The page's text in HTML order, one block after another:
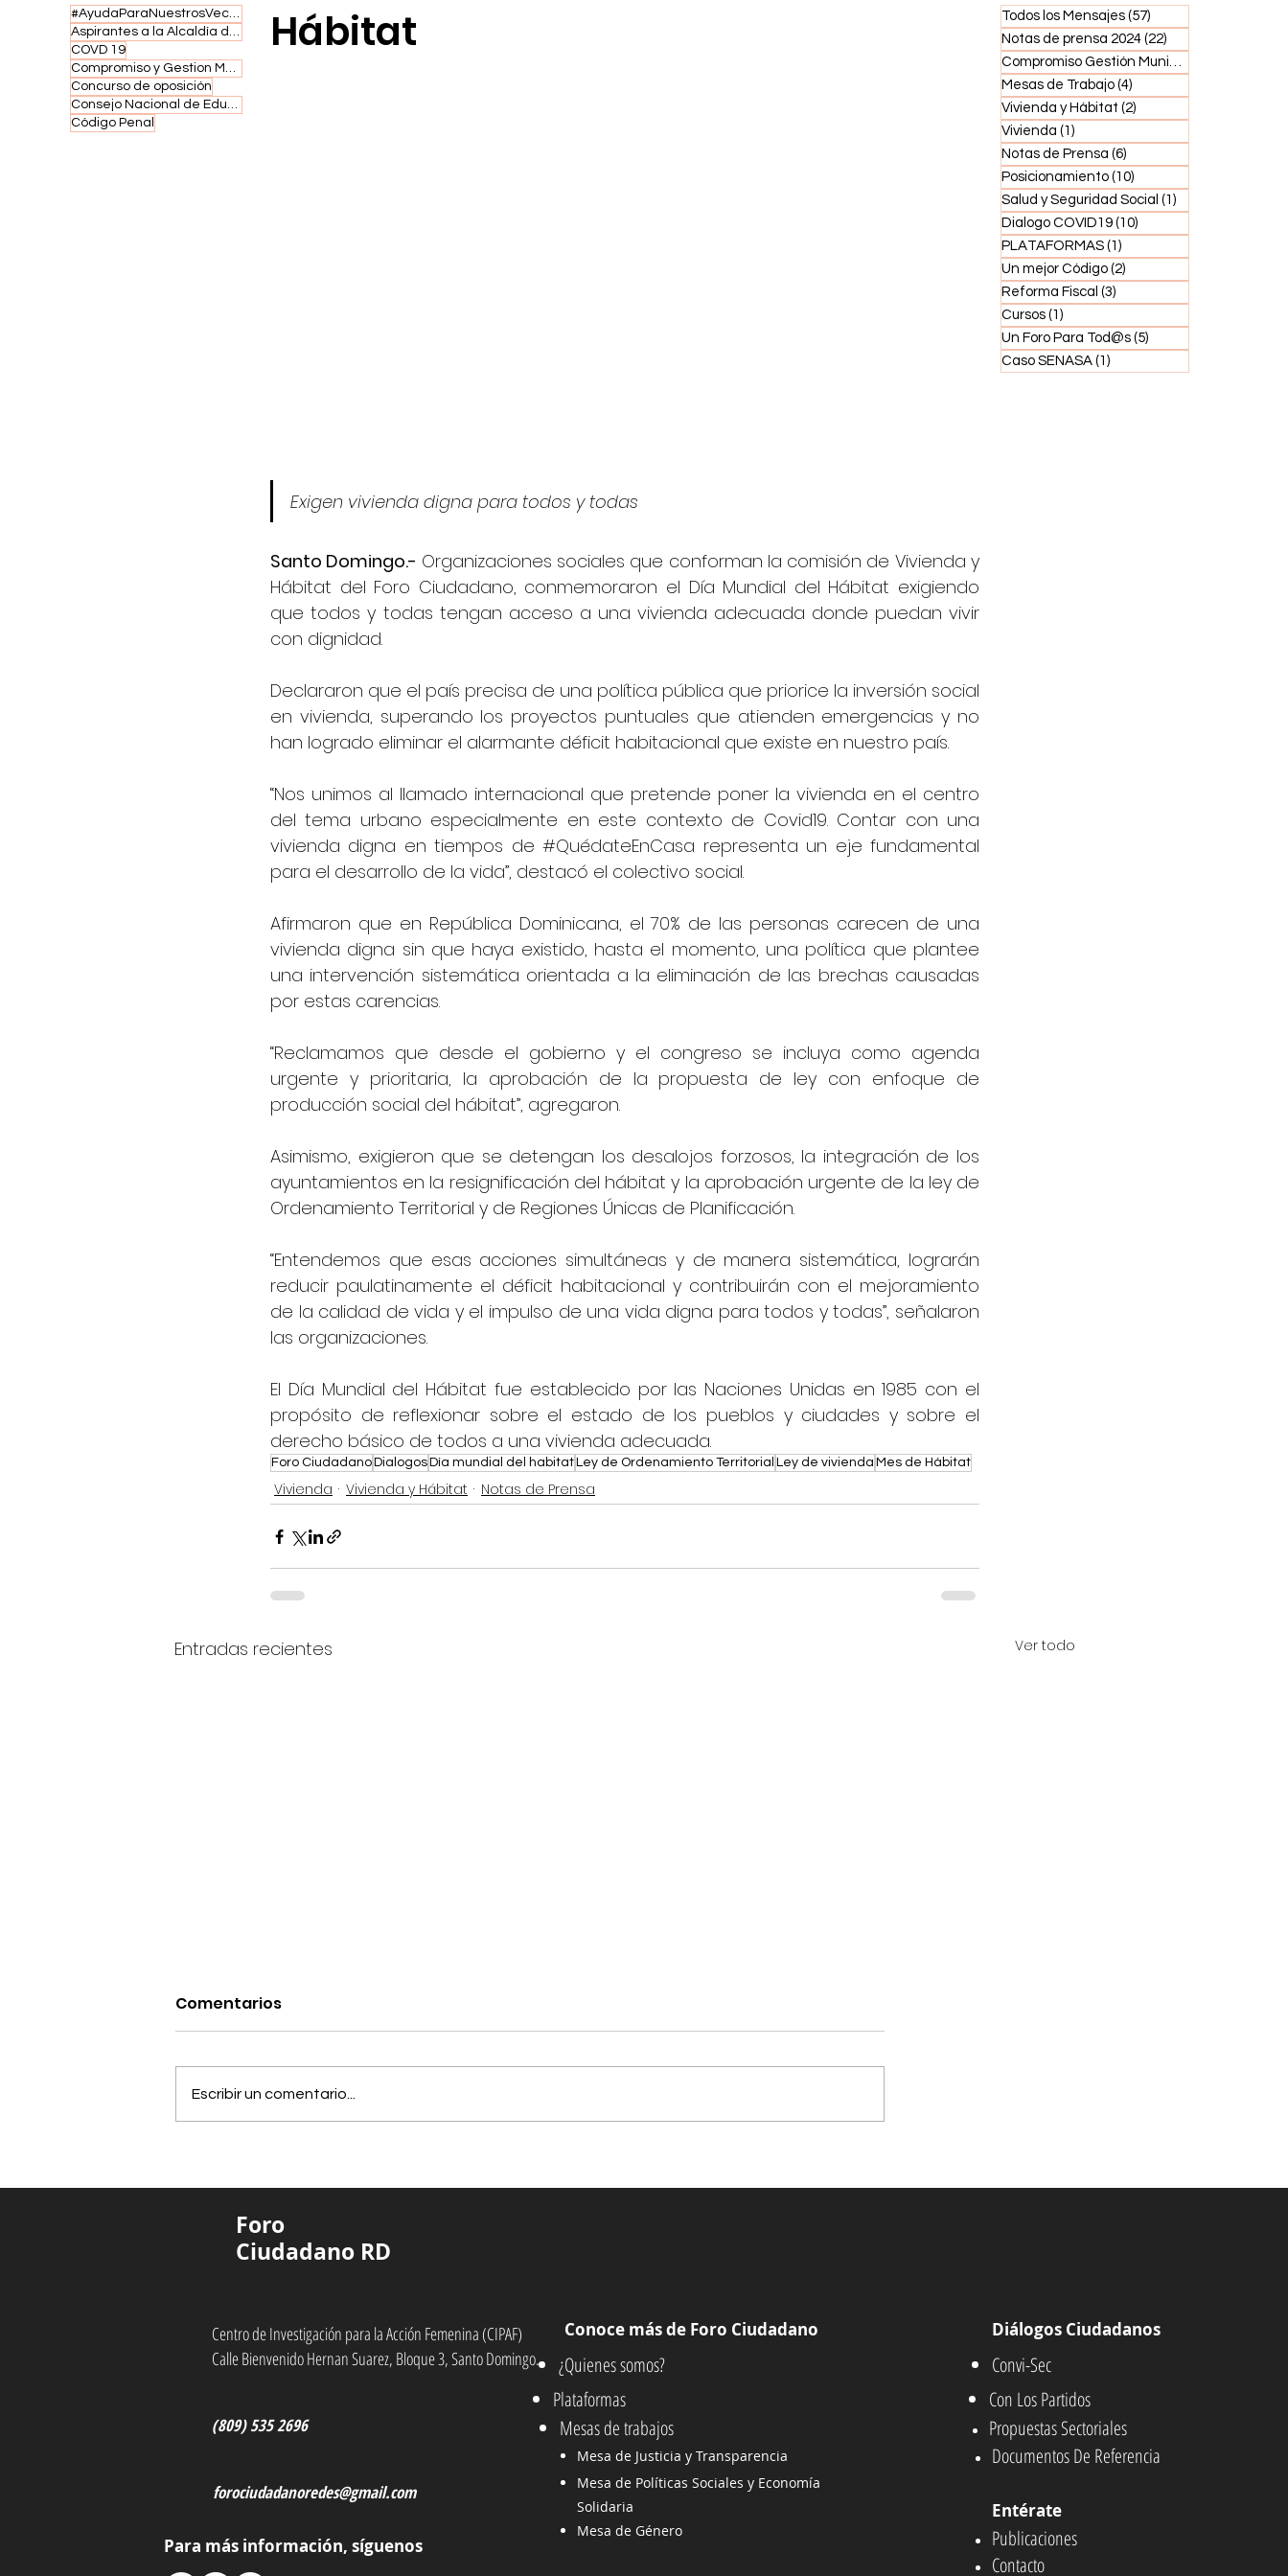
Hábitat
Exigen vivienda digna para todos y todas
Santo Domingo.- Organizaciones sociales que conforman la comisión de Vivienda y
Hábitat del Foro Ciudadano, conmemoraron el Día Mundial del Hábitat exigiendo
que todos y todas tengan acceso a una vivienda adecuada donde puedan vivir
con dignidad.
Declararon que el país precisa de una política pública que priorice la inversión social
en vivienda, superando los proyectos puntuales que atienden emergencias y no
han logrado eliminar el alarmante déficit habitacional que existe en nuestro país.
“Nos unimos al llamado internacional que pretende poner la vivienda en el centro
del tema urbano especialmente en este contexto de Covid19. Contar con una
vivienda digna en tiempos de #QuédateEnCasa representa un eje fundamental
para el desarrollo de la vida”, destacó el colectivo social.
Afirmaron que en República Dominicana, el 70% de las personas carecen de una
vivienda digna sin que haya existido, hasta el momento, una política que plantee
una intervención sistemática orientada a la eliminación de las brechas causadas
por estas carencias.
“Reclamamos que desde el gobierno y el congreso se incluya como agenda
urgente y prioritaria, la aprobación de la propuesta de ley con enfoque de
producción social del hábitat”, agregaron.
Asimismo, exigieron que se detengan los desalojos forzosos, la integración de los
ayuntamientos en la resignificación del hábitat y la aprobación urgente de la ley de
Ordenamiento Territorial y de Regiones Únicas de Planificación.
“Entendemos que esas acciones simultáneas y de manera sistemática, lograrán
reducir paulatinamente el déficit habitacional y contribuirán con el mejoramiento
de la calidad de vida y el impulso de una vida digna para todos y todas”, señalaron
las organizaciones.
El Día Mundial del Hábitat fue establecido por las Naciones Unidas en 1985 con el
propósito de reflexionar sobre el estado de los pueblos y ciudades y sobre el
derecho básico de todos a una vivienda adecuada.
Foro Ciudadano Dialogos Día mundial del habitat Ley de Ordenamiento Territorial Ley de vivienda Mes de Hábitat
Vivienda Vivienda y Hábitat Notas de Prensa
Entradas recientes Ver todo
Comentarios
Escribir un comentario...
Todos los Mensajes (57)
Notas de prensa 2024 (22)
Compromiso Gestión Municipal
Mesas de Trabajo (4)
Vivienda y Hábitat (2)
Vivienda (1)
Notas de Prensa (6)
Posicionamiento (10)
Salud y Seguridad Social (1)
Dialogo COVID19 (10)
PLATAFORMAS (1)
Un mejor Código (2)
Reforma Fiscal (3)
Cursos (1)
Un Foro Para Tod@s (5)
Caso SENASA (1)
#AyudaParaNuestrosVecinos #UnidosPorNuestraComunidad
Aspirantes a la Alcaldía de Santo Domingo Norte firman compromiso
COVD 19
Compromiso y Gestion Municipal
Concurso de oposición
Consejo Nacional de Educación
Código Penal
Foro
Ciudadano RD
Centro de Investigación para la Acción Femenina (CIPAF)
Calle Bienvenido Hernan Suarez, Bloque 3, Santo Domingo.
(809) 535 2696
forociudadanoredes@gmail.com
Para más información, síguenos
Conoce más de Foro Ciudadano
¿Quienes somos?
Mesas de trabajos
Diálogos Ciudadanos
Convi-Sec
Con Los Partidos
Propuestas Sectoriales
Documentos De Referencia
Entérate
Publicaciones
Contacto
Plataformas
Mesa de Justicia y Transparencia
Mesa de Políticas Sociales y Economía
Solidaria
Mesa de Género